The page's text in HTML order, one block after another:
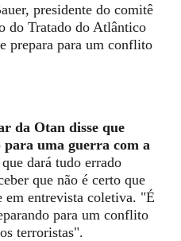
presidente do comitê
do Tratado do Atlântico
prepara para um conflito
da Otan disse que
para uma guerra com a
dará tudo errado
que não é certo que
em entrevista coletiva. "É
para um conflito
terroristas".